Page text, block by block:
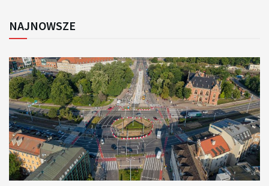
NAJNOWSZE